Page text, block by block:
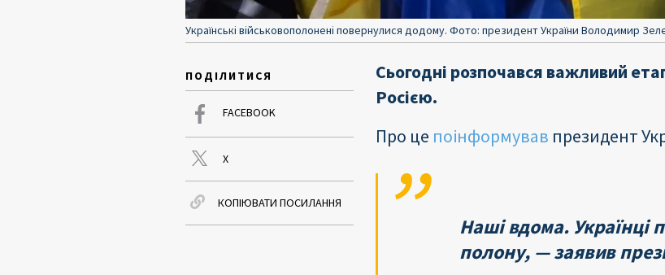
Українські військовополонені повернулися додому. Фото: президент України Володимир
ПОДІЛИТИСЯ
FACEBOOK
X
КОПІЮВАТИ ПОСИЛАННЯ
Сьогодні розпочався важливий
Росією.
Про це поінформував президент
Наші вдома. Українці
полону, — заявив